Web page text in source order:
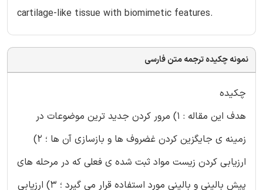
cartilage-like tissue with biomimetic features.
نمونه چکیده ترجمه متن فارسی
چکیده
هدف این مقاله : 1) مرور کردن جدید ترین موضوعات در
زمینه ی جایگزین کردن غضروف ها و بازسازی آن ها ؛ 2)
ارزیابی کردن زیست مواد ثبت شده ی فعلی که در مرحله های
پیش بالینی و بالینی مورد استفاده قرار می گیرد ؛ 3) ارزیابی